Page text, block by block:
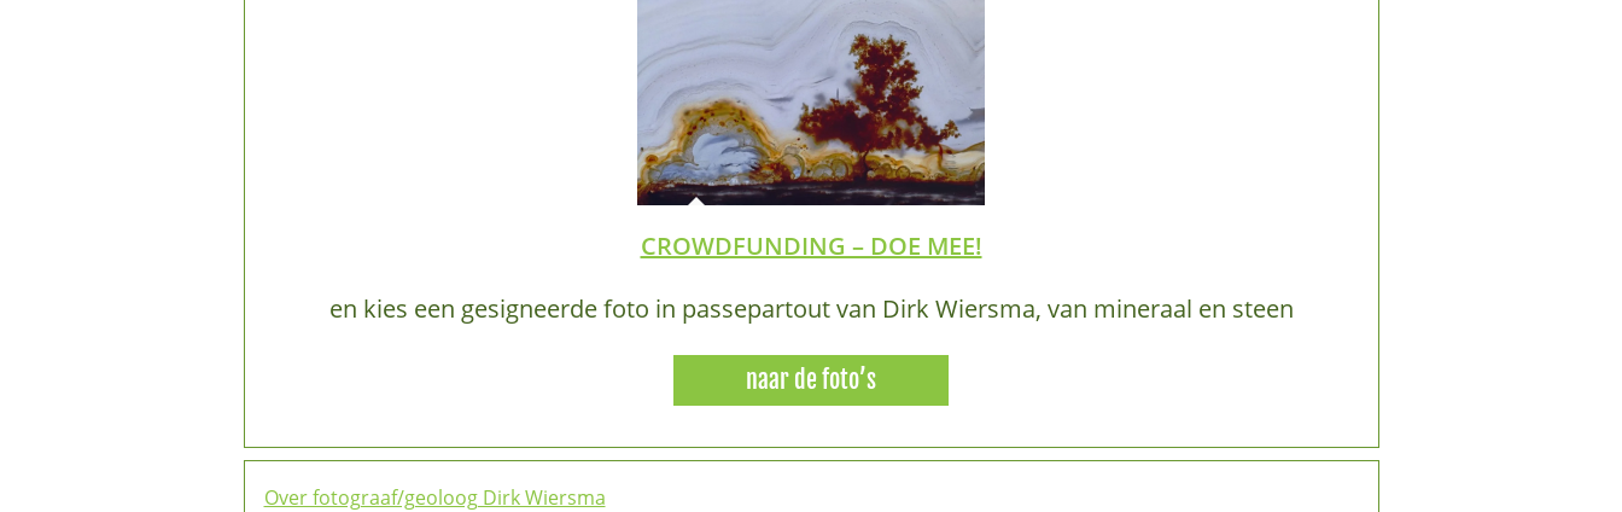
CROWDFUNDING – DOE MEE!
en kies een gesigneerde foto in passepartout van Dirk Wiersma, van mineraal en steen
naar de foto’s
Over fotograaf/geoloog Dirk Wiersma